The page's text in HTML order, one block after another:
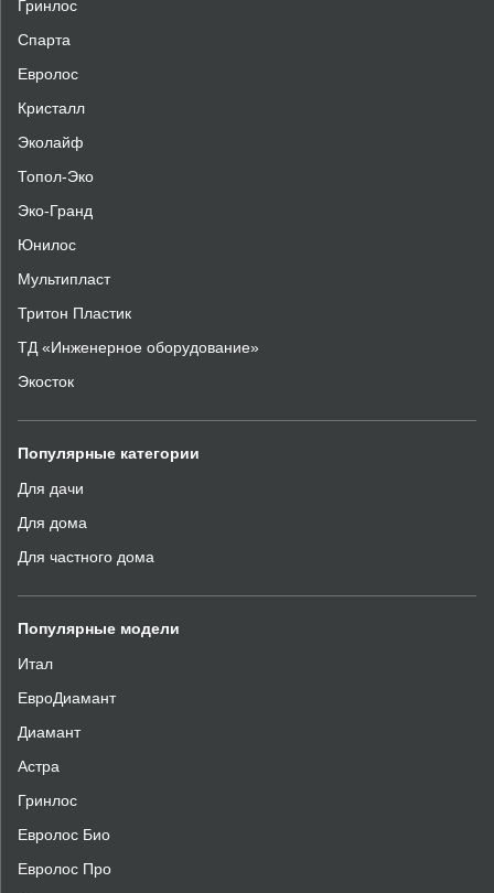
Гринлос
Спарта
Евролос
Кристалл
Эколайф
Топол-Эко
Эко-Гранд
Юнилос
Мультипласт
Тритон Пластик
ТД «Инженерное оборудование»
Экосток
Популярные категории
Для дачи
Для дома
Для частного дома
Популярные модели
Итал
ЕвроДиамант
Диамант
Астра
Гринлос
Евролос Био
Евролос Про